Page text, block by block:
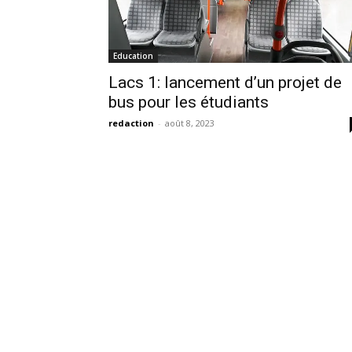
Education
Lacs 1: lancement d’un projet de
bus pour les étudiants
redaction - août 8, 2023